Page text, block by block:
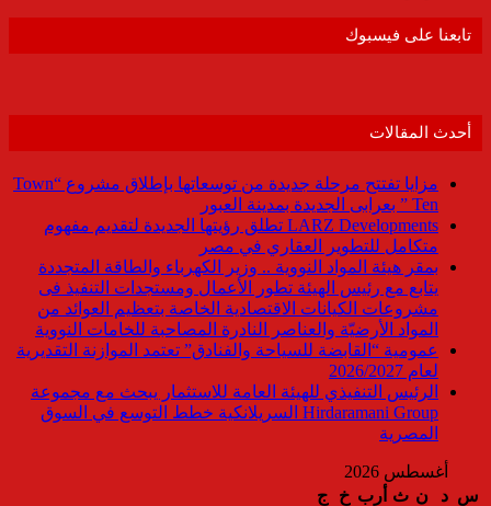
تابعنا على فيسبوك
أحدث المقالات
مزايا تفتتح مرحلة جديدة من توسعاتها بإطلاق مشروع “Town
Ten ” بعرابى الجديدة بمدينة العبور
LARZ Developments تطلق رؤيتها الجديدة لتقديم مفهوم
متكامل للتطوير العقاري في مصر
بمقر هيئة المواد النووية .. وزير الكهرباء والطاقة المتجددة
يتابع مع رئيس الهيئة تطور الأعمال ومستجدات التنفيذ فى
مشروعات الكيانات الاقتصادية الخاصة بتعظيم العوائد من
المواد الأرضيّة والعناصر النادرة المصاحبة للخامات النووية
عمومية “القابضة للسياحة والفنادق” تعتمد الموازنة التقديرية
لعام 2026/2027
الرئيس التنفيذي للهيئة العامة للاستثمار يبحث مع مجموعة
Hirdaramani Group السريلانكية خطط التوسع في السوق
المصرية
أغسطس 2026
س د ن ث أرب خ
ج